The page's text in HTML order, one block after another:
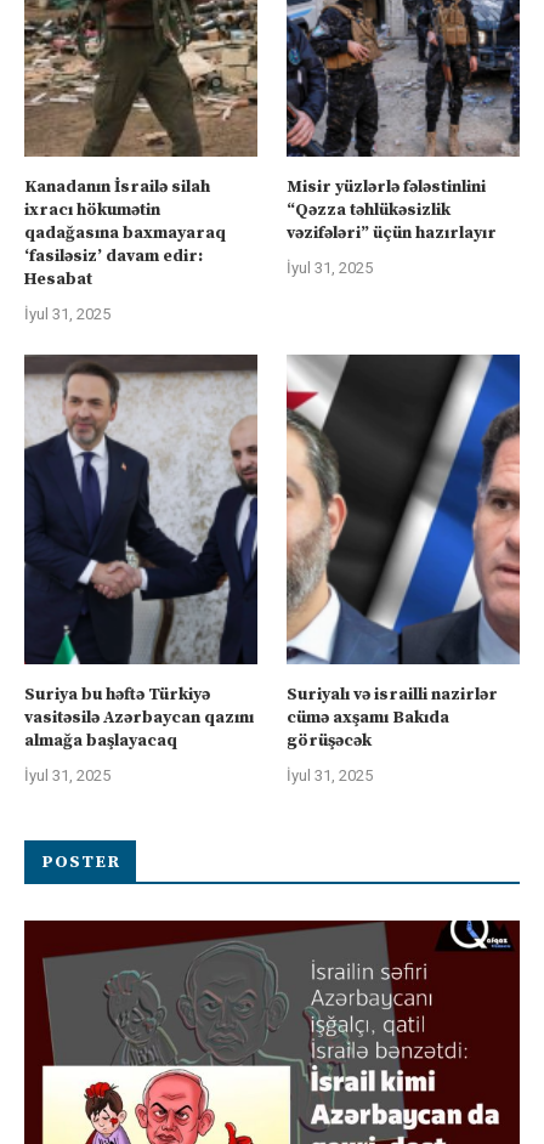
Kanadanın İsrailə silah
ixracı hökumətin
qadağasına baxmayaraq
‘fasiləsiz’ davam edir:
Hesabat
İyul 31, 2025
Misir yüzlərlə fələstinlini
“Qəzza təhlükəsizlik
vəzifələri” üçün hazırlayır
İyul 31, 2025
Suriya bu həftə Türkiyə
vasitəsilə Azərbaycan qazını
almağa başlayacaq
İyul 31, 2025
Suriyalı və israilli nazirlər
cümə axşamı Bakıda
görüşəcək
İyul 31, 2025
POSTER